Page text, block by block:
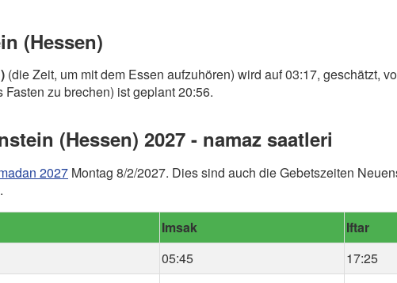
(Hessen)
(die Zeit, um mit dem Essen aufzuhören) wird auf 03:17, geschätzt,
Fasten zu brechen) ist geplant 20:56.
(Hessen) 2027 - namaz saatleri
2027 Montag 8/2/2027. Dies sind auch die Gebetszeiten
.
Imsak
Iftar
05:45
17:25